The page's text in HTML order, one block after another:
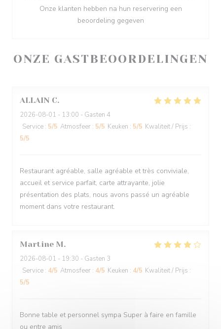
ONZE GASTBEOORDELINGEN
ALLAIN C
2026-08-01 - 13:00 - Gasten 4
Service : 5/5 Atmosfeer : 5/5 Keuken : 5/5 Kwaliteit / Prijs :
5/5
Restaurant agréable, salle agréable et très conviviale,
accueil et service parfait, carte attrayante, jolie
présentation des plats, nous avons passé un agréable
moment dans votre restaurant.
Martine M
2026-08-01 - 19:30 - Gasten 3
Service : 4/5 Atmosfeer : 4/5 Keuken : 4/5 Kwaliteit / Prijs :
5/5
Bonne table et personnel sympa Super à faire en famille
ou entre amis
Onze klanten hebben na hun reservering een
beoordeling gegeven